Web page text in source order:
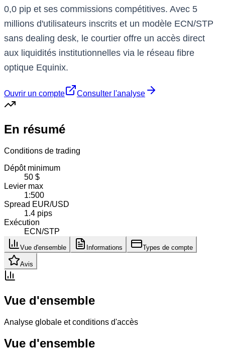
0,0 pip et ses commissions compétitives. Avec 5
millions d'utilisateurs inscrits et un modèle ECN/STP
sans dealing desk, le courtier offre un accès direct
aux liquidités institutionnelles via le réseau fibre
optique Equinix.
Ouvrir un compte Consulter l'analyse
En résumé
Conditions de trading
Dépôt minimum
50 $
Levier max
1:500
Spread EUR/USD
1.4 pips
Exécution
ECN/STP
Vue d'ensemble Informations Types de compte
Avis
Vue d'ensemble
Analyse globale et conditions d'accès
Vue d'ensemble